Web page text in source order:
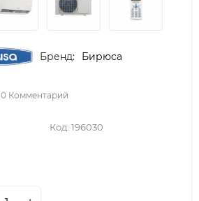
Бренд: Бирюса
0 Комментарий
Код: 196030